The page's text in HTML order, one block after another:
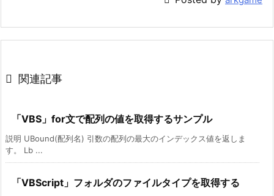
 関連記事
「VBS」for文で配列の値を取得するサンプル
説明 UBound(配列名) 引数の配列の最大のインデックス値を返しま
す。 Lb ...
「VBScript」フォルダのファイルタイプを取得する